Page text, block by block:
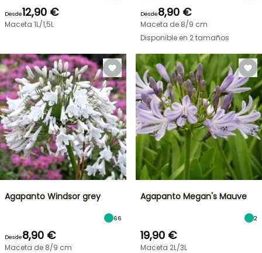
Desde12,90 €
Maceta 1L/1,5L
Desde8,90 €
Maceta de 8/9 cm
Disponible en 2 tamaños
Agapanto Windsor grey
66
Desde8,90 €
Maceta de 8/9 cm
Agapanto Megan's Mauve
2
19,90 €
Maceta 2L/3L